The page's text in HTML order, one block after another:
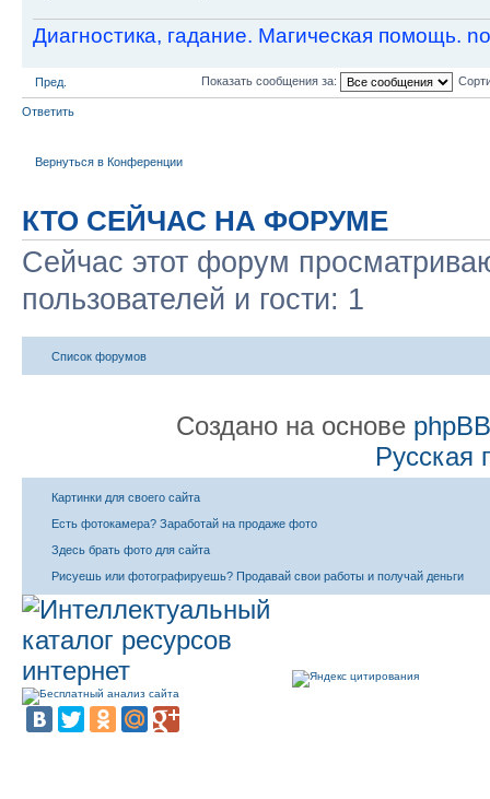
Диагностика, гадание. Магическая помощь.
Пред. Показать сообщения за:
Ответить
Вернуться в Конференции
КТО СЕЙЧАС НА ФОРУМЕ
Сейчас этот форум
пользователей и гости: 1
Список форумов
Создано на основе phpBB
Русская
Картинки для своего сайта
Есть фотокамера? Заработай на продаже фото
Здесь брать фото для сайта
Рисуешь или фотографируешь? Продавай свои работы и получай деньги